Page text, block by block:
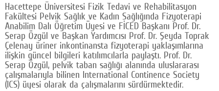
Hacettepe Üniversitesi Fizik Tedavi ve Rehabilitasyon
Fakültesi Pelvik Sağlık ve Kadın Sağlığında Fizyoterapi
Anabilim Dalı Öğretim Üyesi ve FİCED Başkanı Prof. Dr.
Serap Özgül ve Başkan Yardımcısı Prof. Dr. Şeyda Toprak
Çelenay üriner inkontinansta fizyoterapi yaklaşımlarına
ilişkin güncel bilgileri katılımcılarla paylaştı. Prof. Dr.
Serap Özgül, pelvik taban sağlığı alanında uluslararası
çalışmalarıyla bilinen International Continence Society
(ICS) üyesi olarak da çalışmalarını sürdürmektedir.